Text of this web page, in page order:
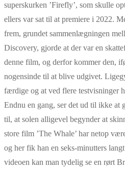
superskurken ’Firefly’, som skulle
ellers var sat til at premiere i 2022.
frem, grundet sammenlægningen
Discovery, gjorde at der var en
denne film, og derfor kommer den,
nogensinde til at blive udgivet.
færdige og at ved flere testvisninger
Endnu en gang, ser det ud til ikke at
til, at solen alligevel begynder at
store film ’The Whale’ har netop
og her fik han en seks-minutters
videoen kan man tydelig se en rørt